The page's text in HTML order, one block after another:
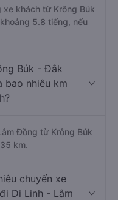
khách từ Krông Búk
5.8 tiếng, nếu
Búk - Đắk
bao nhiêu km
Đồng từ Krông Búk
km.
chuyến xe
Di Linh - Lâm